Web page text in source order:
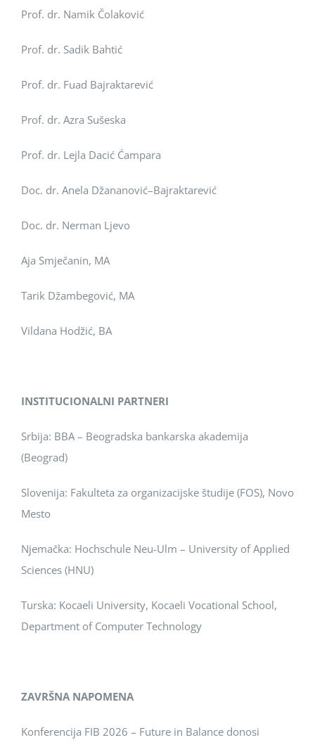
Prof. dr. Namik Čolaković
Prof. dr. Sadik Bahtić
Prof. dr. Fuad Bajraktarević
Prof. dr. Azra Sušeska
Prof. dr. Lejla Dacić Ćampara
Doc. dr. Anela Džananović–Bajraktarević
Doc. dr. Nerman Ljevo
Aja Smječanin, MA
Tarik Džambegović, MA
Vildana Hodžić, BA
INSTITUCIONALNI PARTNERI
Srbija: BBA – Beogradska bankarska akademija
(Beograd)
Slovenija: Fakulteta za organizacijske študije (FOS), Novo
Mesto
Njemačka: Hochschule Neu-Ulm – University of Applied
Sciences (HNU)
Turska: Kocaeli University, Kocaeli Vocational School,
Department of Computer Technology
ZAVRŠNA NAPOMENA
Konferencija FIB 2026 – Future in Balance donosi